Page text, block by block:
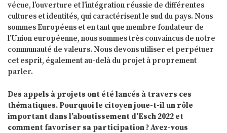
vécue, l’ouverture et l’intégration réussie de différentes
cultures et identités, qui caractérisent le sud du pays. Nous
sommes Européens et en tant que membre fondateur de
l’Union européenne, nous sommes très convaincus de notre
communauté de valeurs. Nous devons utiliser et perpétuer
cet esprit, également au-delà du projet à proprement
parler.
Des appels à projets ont été lancés à travers ces
thématiques. Pourquoi le citoyen joue-t-il un rôle
important dans l’aboutissement d’Esch 2022 et
comment favoriser sa participation ? Avez-vous